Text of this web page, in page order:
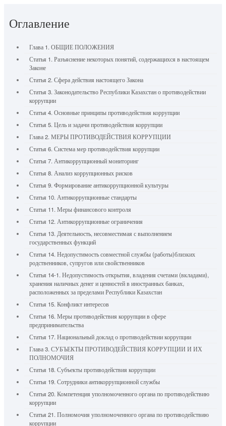
Оглавление
Глава 1. ОБЩИЕ ПОЛОЖЕНИЯ
Статья 1. Разъяснение некоторых понятий, содержащихся в настоящем
Законе
Статья 2. Сфера действия настоящего Закона
Статья 3. Законодательство Республики Казахстан о противодействии
коррупции
Статья 4. Основные принципы противодействия коррупции
Статья 5. Цель и задачи противодействия коррупции
Глава 2. МЕРЫ ПРОТИВОДЕЙСТВИЯ КОРРУПЦИИ
Статья 6. Система мер противодействия коррупции
Статья 7. Антикоррупционный мониторинг
Статья 8. Анализ коррупционных рисков
Статья 9. Формирование антикоррупционной культуры
Статья 10. Антикоррупционные стандарты
Статья 11. Меры финансового контроля
Статья 12. Антикоррупционные ограничения
Статья 13. Деятельность, несовместимая с выполнением
государственных функций
Статья 14. Недопустимость совместной службы (работы)близких
родственников, супругов или свойственников
Статья 14-1. Недопустимость открытия, владения счетами (вкладами),
хранения наличных денег и ценностей в иностранных банках,
расположенных за пределами Республики Казахстан
Статья 15. Конфликт интересов
Статья 16. Меры противодействия коррупции в сфере
предпринимательства
Статья 17. Национальный доклад о противодействии коррупции
Глава 3. СУБЪЕКТЫ ПРОТИВОДЕЙСТВИЯ КОРРУПЦИИ И ИХ
ПОЛНОМОЧИЯ
Статья 18. Субъекты противодействия коррупции
Статья 19. Сотрудники антикоррупционной службы
Статья 20. Компетенция уполномоченного органа по противодействию
коррупции
Статья 21. Полномочия уполномоченного органа по противодействию
коррупции